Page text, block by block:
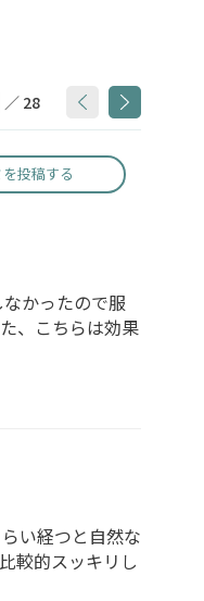
／ 28
投稿する
かったので服
、こちらは効果
い経つと自然な
較的スッキリし